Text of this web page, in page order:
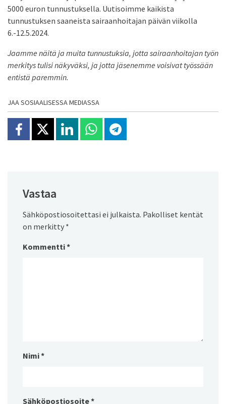
5000 euron tunnustuksella. Uutisoimme kaikista
tunnustuksen saaneista sairaanhoitajan päivän viikolla
6.-12.5.2024.
Jaamme näitä ja muita tunnustuksia, jotta sairaanhoitajan työn
merkitys tulisi näkyväksi, ja jotta jäsenemme voisivat työssään
entistä paremmin.
JAA SOSIAALISESSA MEDIASSA
Jaa Facebookissa
Jaa X:ssäJaa Linkedinissä
Jaa Whatsappissa
Jaa Telegramissa
Vastaa
Sähköpostiosoitettasi ei julkaista. Pakolliset kentät
on merkitty *
Kommentti*
Nimi*
Sähköpostiosoite*